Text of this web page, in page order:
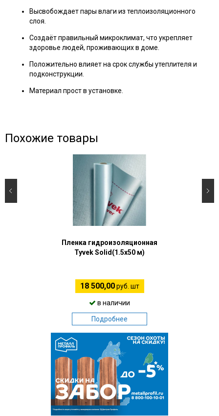
Высвобождает пары влаги из теплоизоляционного
слоя.
Создаёт правильный микроклимат, что укрепляет
здоровье людей, проживающих в доме.
Положительно влияет на срок службы утеплителя и
подконструкции.
Материал прост в установке.
Похожие товары
Пленка гидроизоляционная
Tyvek Solid(1.5х50 м)
18 500,00руб. шт
в наличии
Подробнее